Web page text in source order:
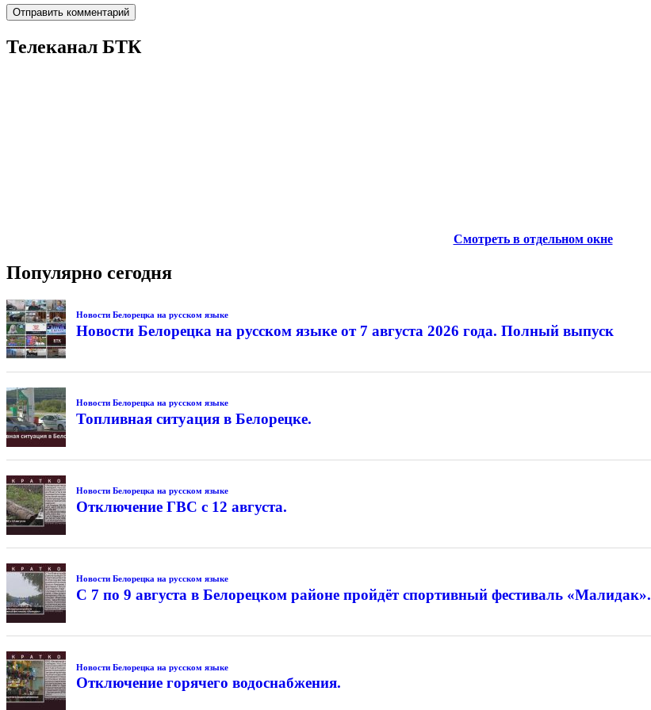
Телеканал БТК
Смотреть в отдельном окне
Популярно сегодня
Новости Белорецка на русском языке
Новости Белорецка на русском языке от 7 августа 2026 года. Полный выпуск
Новости Белорецка на русском языке
Топливная ситуация в Белорецке.
Новости Белорецка на русском языке
Отключение ГВС с 12 августа.
Новости Белорецка на русском языке
С 7 по 9 августа в Белорецком районе пройдёт спортивный фестиваль «Малидак».
Новости Белорецка на русском языке
Отключение горячего водоснабжения.